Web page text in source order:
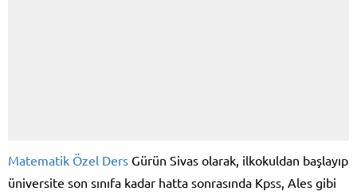
Matematik Özel Ders Gürün Sivas olarak, ilkokuldan başlayıp
üniversite son sınıfa kadar hatta sonrasında Kpss, Ales gibi